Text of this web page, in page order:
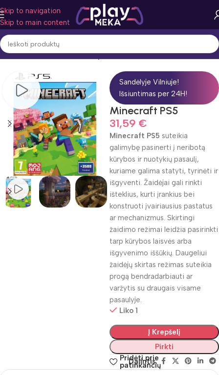
Skip to navigation
Skip to main content
Pradžia Žaidimo žanras Nuotykiai
Sandėlyje Vilniuje!
Išsiuntimas per 24H!
Minecraft PS5
31,59 €
Minecraft PS5 suteikia
galimybę pasinerti į neribotą
kūrybos ir nuotykių pasaulį,
kuriame galima statyti, tyrinėti ir
išgyventi. Žaidėjai gali rinkti
išteklius, kurti įrankius bei
konstruoti įvairiausius pastatus
ar mechanizmus. Skirtingi
žaidimo režimai leidžia pasirinkti
tarp kūrybos laisvės arba
išgyvenimo iššūkių. Daugeliui
žaidėjų skirtas režimas suteikia
progą bendradarbiauti ar
varžytis su draugais visame
pasaulyje.
Liko 1
Į Krepšelį
Pirkti
Pridėti prie
patinkančių
Dalintis: